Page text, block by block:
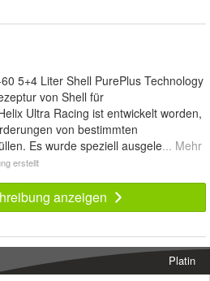
5+4 Liter Shell PurePlus Technology
von Shell für
Ultra Racing ist entwickelt worden,
von bestimmten
Es wurde speziell ausgele... Mehr
erstellt
anzeigen
Platin